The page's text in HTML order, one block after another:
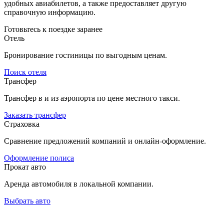
удобных авиабилетов, а также предоставляет другую
справочную информацию.
Готовьтесь к поездке заранее
Отель
Бронирование гостиницы по выгодным ценам.
Поиск отеля
Трансфер
Трансфер в и из аэропорта по цене местного такси.
Заказать трансфер
Страховка
Сравнение предложений компаний и онлайн-оформление.
Оформление полиса
Прокат авто
Аренда автомобиля в локальной компании.
Выбрать авто